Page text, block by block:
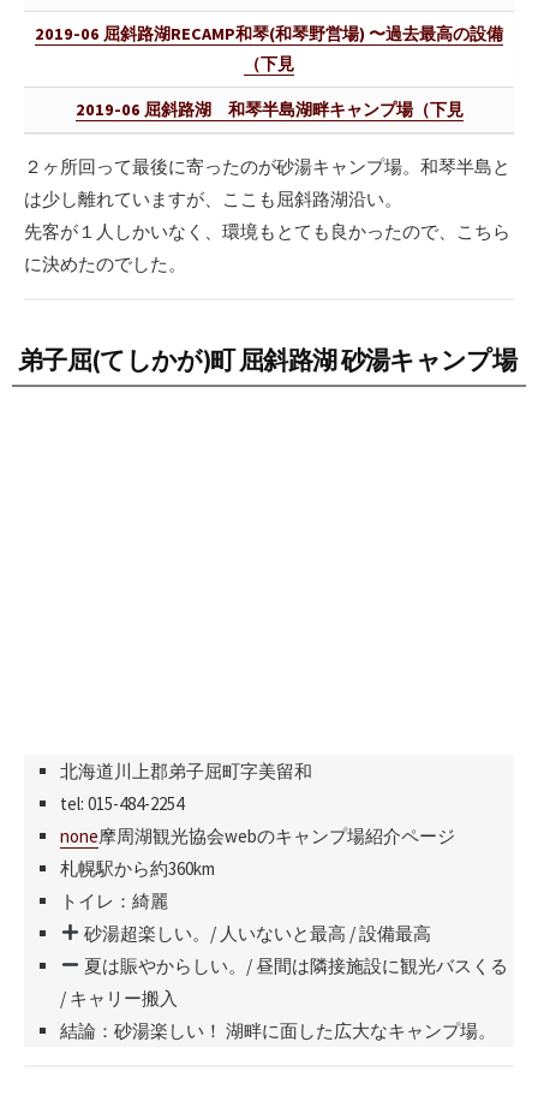
2019-06 屈斜路湖RECAMP和琴(和琴野営場) 〜過去最高の設備
（下見
2019-06 屈斜路湖 和琴半島湖畔キャンプ場（下見
２ヶ所回って最後に寄ったのが砂湯キャンプ場。和琴半島と
は少し離れていますが、ここも屈斜路湖沿い。
先客が１人しかいなく、環境もとても良かったので、こちら
に決めたのでした。
弟子屈(てしかが)町 屈斜路湖 砂湯キャンプ場
北海道川上郡弟子屈町字美留和
tel: 015-484-2254
none摩周湖観光協会webのキャンプ場紹介ページ
札幌駅から約360km
トイレ：綺麗
砂湯超楽しい。/ 人いないと最高 / 設備最高
夏は賑やからしい。/ 昼間は隣接施設に観光バスくる
/ キャリー搬入
結論：砂湯楽しい！ 湖畔に面した広大なキャンプ場。